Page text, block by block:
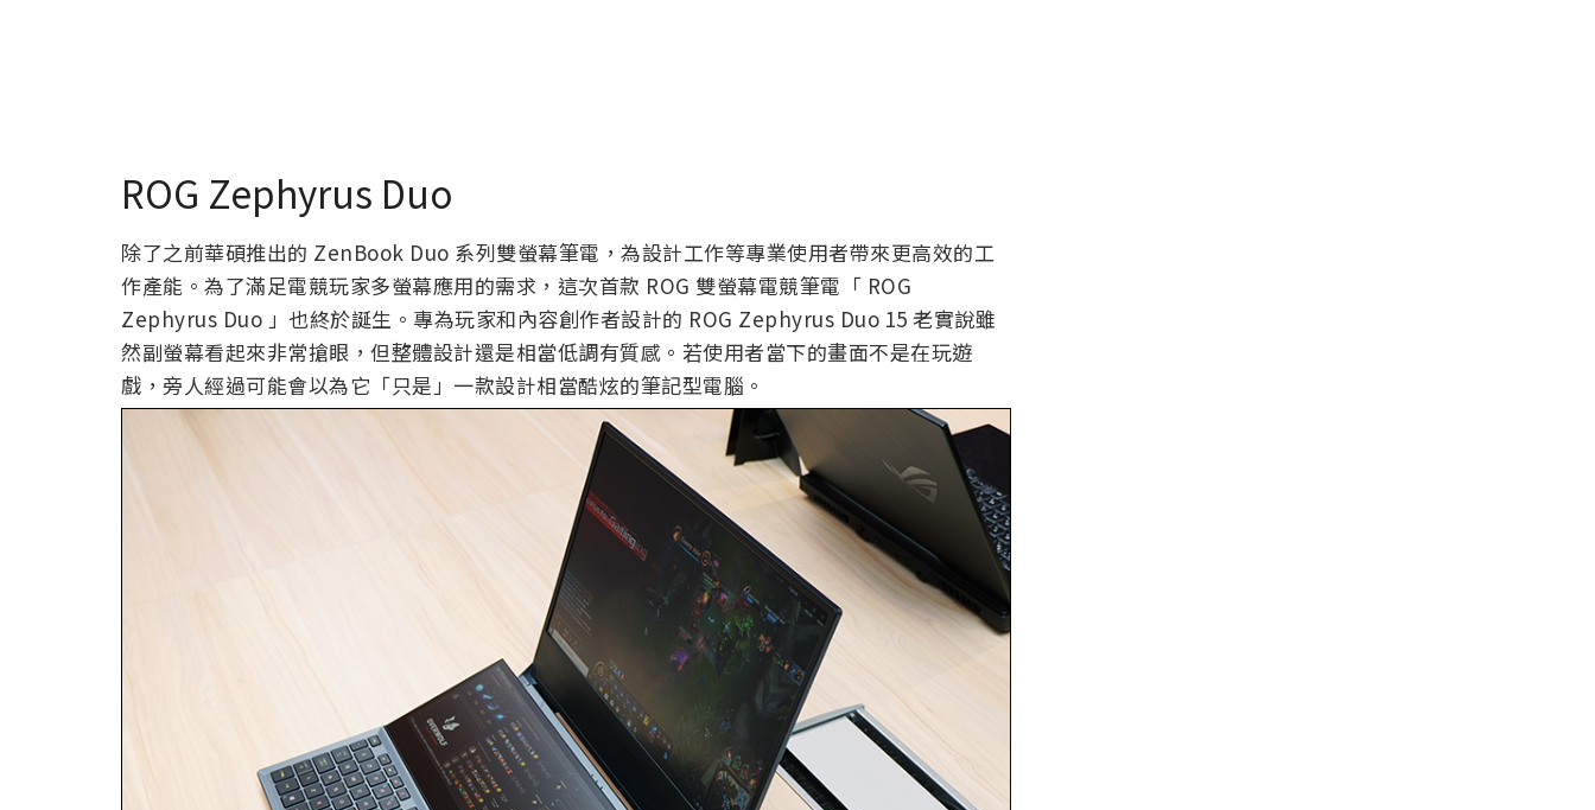
ROG Zephyrus Duo
除了之前華碩推出的 ZenBook Duo 系列雙螢幕筆電，為設計工作等專業使用者帶來更高效的工
作產能。為了滿足電競玩家多螢幕應用的需求，這次首款 ROG 雙螢幕電競筆電「 ROG
Zephyrus Duo 」也終於誕生。專為玩家和內容創作者設計的 ROG Zephyrus Duo 15 老實說雖
然副螢幕看起來非常搶眼，但整體設計還是相當低調有質感。若使用者當下的畫面不是在玩遊
戲，旁人經過可能會以為它「只是」一款設計相當酷炫的筆記型電腦。